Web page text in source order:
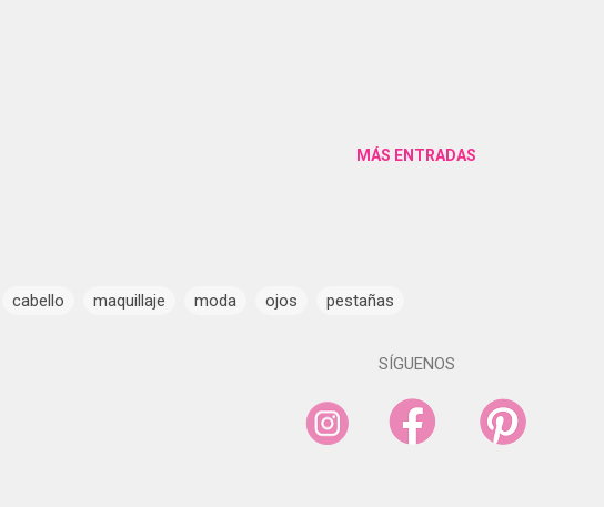
MÁS ENTRADAS
cabello maquillaje moda ojos pestañas
SÍGUENOS